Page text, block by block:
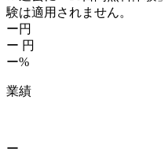
験は適用されません。
ー円
ー 円
ー%
業績
ー